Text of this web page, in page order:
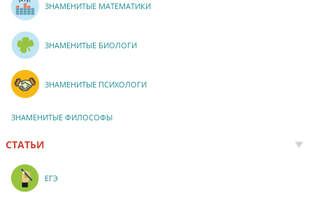
ЗНАМЕНИТЫЕ МАТЕМАТИКИ
ЗНАМЕНИТЫЕ БИОЛОГИ
ЗНАМЕНИТЫЕ ПСИХОЛОГИ
ЗНАМЕНИТЫЕ ФИЛОСОФЫ
СТАТЬИ
ЕГЭ